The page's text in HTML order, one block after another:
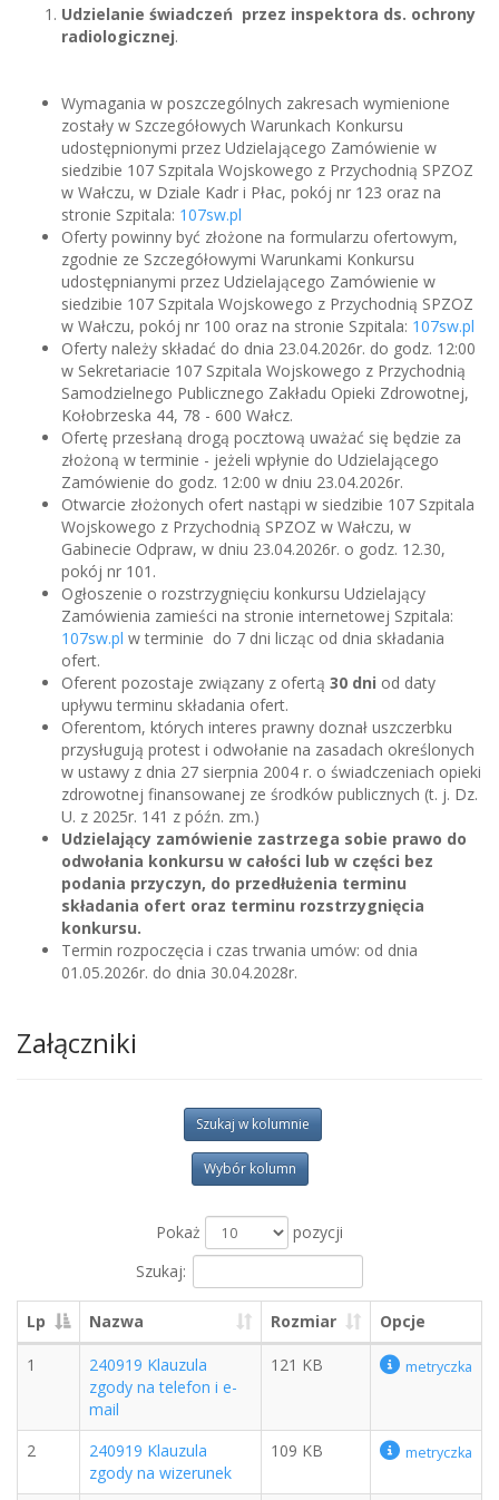
Udzielanie świadczeń przez inspektora ds. ochrony
radiologicznej.
Wymagania w poszczególnych zakresach wymienione
zostały w Szczegółowych Warunkach Konkursu
udostępnionymi przez Udzielającego Zamówienie w
siedzibie 107 Szpitala Wojskowego z Przychodnią SPZOZ
w Wałczu, w Dziale Kadr i Płac, pokój nr 123 oraz na
stronie Szpitala: 107sw.pl
Oferty powinny być złożone na formularzu ofertowym,
zgodnie ze Szczegółowymi Warunkami Konkursu
udostępnianymi przez Udzielającego Zamówienie w
siedzibie 107 Szpitala Wojskowego z Przychodnią SPZOZ
w Wałczu, pokój nr 100 oraz na stronie Szpitala: 107sw.pl
Oferty należy składać do dnia 23.04.2026r. do godz. 12:00
w Sekretariacie 107 Szpitala Wojskowego z Przychodnią
Samodzielnego Publicznego Zakładu Opieki Zdrowotnej,
Kołobrzeska 44, 78 - 600 Wałcz.
Ofertę przesłaną drogą pocztową uważać się będzie za
złożoną w terminie - jeżeli wpłynie do Udzielającego
Zamówienie do godz. 12:00 w dniu 23.04.2026r.
Otwarcie złożonych ofert nastąpi w siedzibie 107 Szpitala
Wojskowego z Przychodnią SPZOZ w Wałczu, w
Gabinecie Odpraw, w dniu 23.04.2026r. o godz. 12.30,
pokój nr 101.
Ogłoszenie o rozstrzygnięciu konkursu Udzielający
Zamówienia zamieści na stronie internetowej Szpitala:
107sw.pl w terminie do 7 dni licząc od dnia składania
ofert.
Oferent pozostaje związany z ofertą 30 dni od daty
upływu terminu składania ofert.
Oferentom, których interes prawny doznał uszczerbku
przysługują protest i odwołanie na zasadach określonych
w ustawy z dnia 27 sierpnia 2004 r. o świadczeniach opieki
zdrowotnej finansowanej ze środków publicznych (t. j. Dz.
U. z 2025r. 141 z późn. zm.)
Udzielający zamówienie zastrzega sobie prawo do
odwołania konkursu w całości lub w części bez
podania przyczyn, do przedłużenia terminu
składania ofert oraz terminu rozstrzygnięcia
konkursu.
Termin rozpoczęcia i czas trwania umów: od dnia
01.05.2026r. do dnia 30.04.2028r.
Załączniki
Szukaj w kolumnie
Wybór kolumn
Pokaż
pozycji
Szukaj:
Lp Nazwa Rozmiar Opcje
1
240919 Klauzula
zgody na telefon i e-
mail
121 KB metryczka
2
240919 Klauzula
zgody na wizerunek
109 KB metryczka